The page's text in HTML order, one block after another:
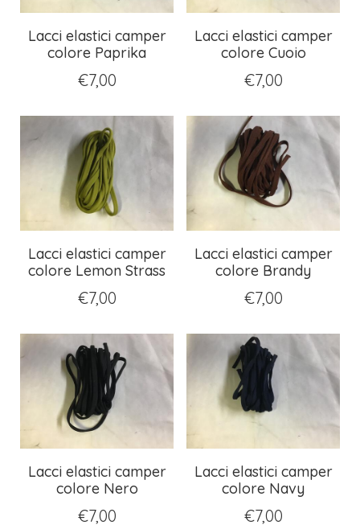
Lacci elastici camper
colore Paprika
€7,00
Lacci elastici camper
colore Cuoio
€7,00
Lacci elastici camper
colore Lemon Strass
€7,00
Lacci elastici camper
colore Brandy
€7,00
Lacci elastici camper
colore Nero
€7,00
Lacci elastici camper
colore Navy
€7,00